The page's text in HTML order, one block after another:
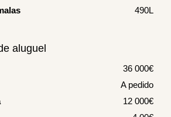
490L
aluguel
36 000€
A pedido
12 000€